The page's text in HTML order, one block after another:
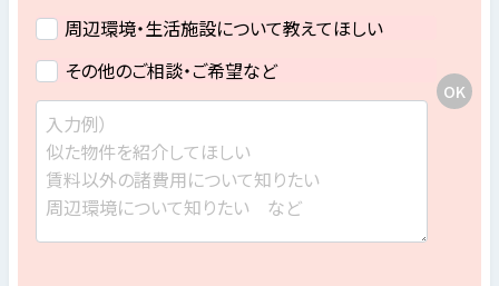
周辺環境・生活施設について教えてほしい
その他のご相談・ご希望など